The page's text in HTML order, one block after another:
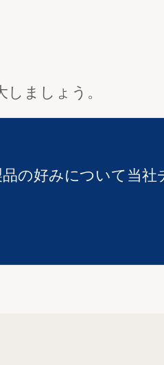
ましょう。
の好みについて当社